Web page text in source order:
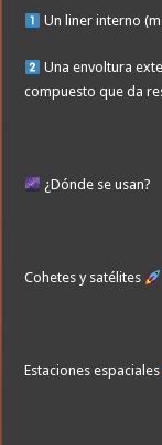
Un liner interno
Una envoltura
compuesto que da
¿Dónde se usan?
Cohetes y satélites
Estaciones espaciales